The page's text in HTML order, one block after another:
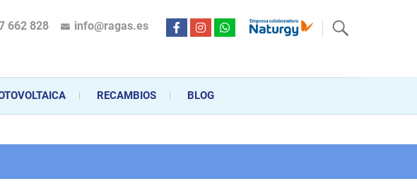
de gas y electricidad desde hace más de 20 años . Acompañamos al cliente
el asesoramiento personalizado en la venta, montaje y reparación, hasta la
662 828 info@ragas.es
RECAMBIOS BLOG